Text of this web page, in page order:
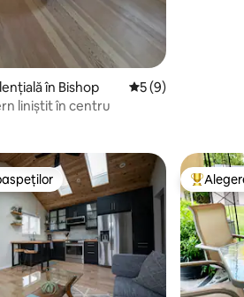
în Bishop Scor mediu de 5
5 (9)
liniștit în centru
categoriei Alegerea oaspeților